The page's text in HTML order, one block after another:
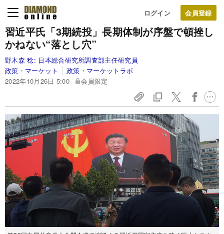
ログイン
習近平氏「3期続投」長期体制が序盤で頓挫し
かねない“落とし穴”
野木森 稔: 日本総合研究所調査部主任研究員
政策・マーケット
政策・マーケットラボ
2022年10月26日 5:00
会員限定